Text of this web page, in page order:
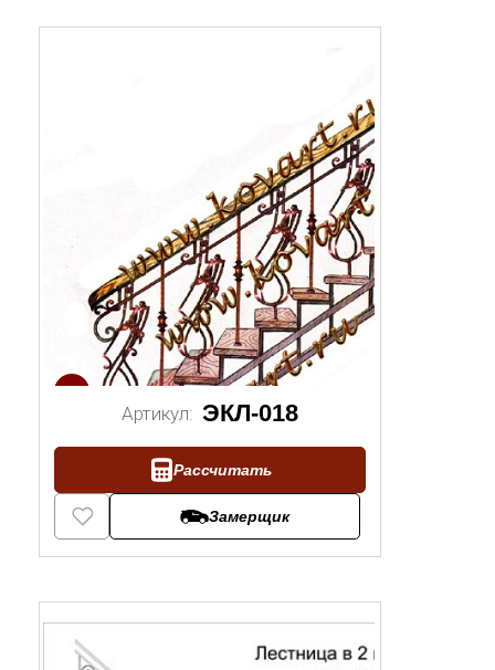
Артикул: ЭКЛ-018
Рассчитать
Замерщик